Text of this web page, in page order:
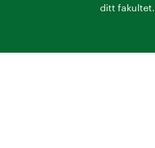
ditt fakultet.